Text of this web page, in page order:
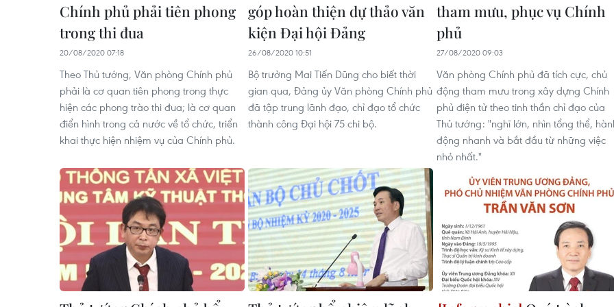
Chính phủ phải tiên phong
trong thi đua
20/08/2020 07:18
Theo Thủ tướng, Văn phòng Chính phủ
phải là cơ quan tiên phong trong thực
hiện các phong trào thi đua; là cơ quan
điển hình trong cả nước về tổ chức, triển
khai thực hiện nhiệm vụ của Chính phủ.
góp hoàn thiện dự thảo văn
kiện Đại hội Đảng
26/08/2020 10:51
Bộ trưởng Mai Tiến Dũng cho biết thời
gian qua, Đảng ủy Văn phòng Chính phủ
đã tập trung lãnh đạo, chỉ đạo tổ chức
thành công Đại hội 75 chi bộ.
tham mưu, phục vụ Chính
phủ
27/08/2020 09:03
Văn phòng Chính phủ đã tích cực, chủ
động tham mưu trong xây dựng Chính
phủ điện tử theo tinh thần chỉ đạo của
Thủ tướng: "nghĩ lớn, nhìn tổng thể,
động nhanh và bắt đầu từ những việc
nhỏ nhất."